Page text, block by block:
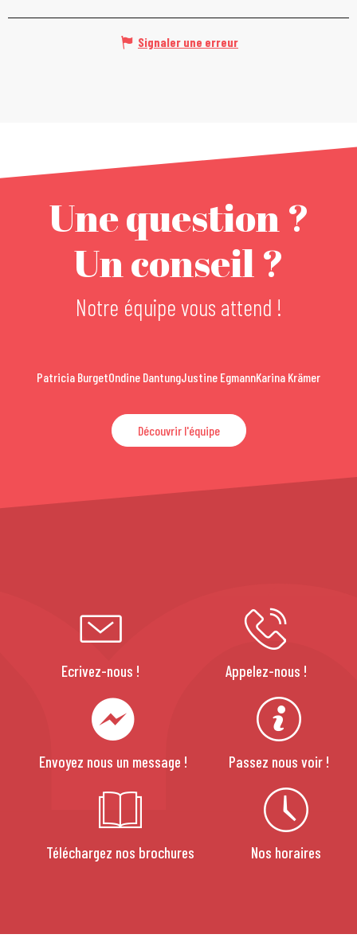
Signaler une erreur
Une question ?
Un conseil ?
Notre équipe vous attend !
Patricia BurgetOndine DantungJustine EgmannKarina Krämer
Découvrir l'équipe
Ecrivez-nous ! Appelez-nous !
Envoyez nous un message ! Passez nous voir !
Téléchargez nos brochures Nos horaires